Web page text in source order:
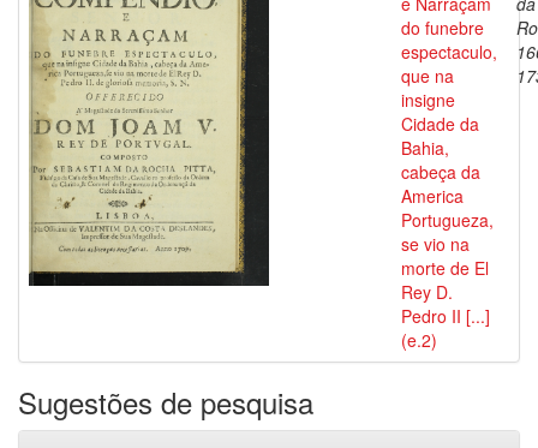
do funebre
espectaculo,
que na
insigne
Cidade da
Bahia,
cabeça da
America
Portugueza,
se vio na
morte de El
Rey D.
Pedro II [...]
(e.2)
Sugestões de pesquisa